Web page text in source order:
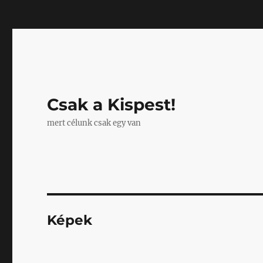
Csak a Kispest!
mert célunk csak egy van
Képek